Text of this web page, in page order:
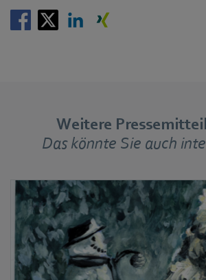
Weitere
Das könnte Sie auch